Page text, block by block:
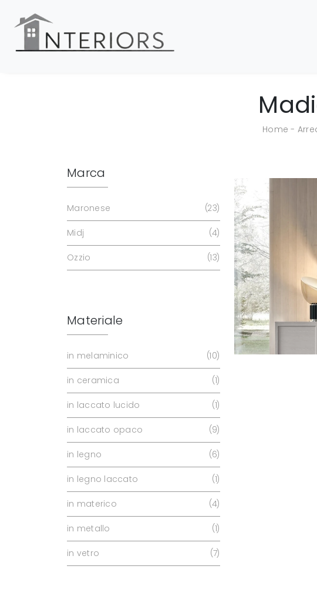
Home -
Marca
Maronese 23
Midj 4
Ozzio 13
Materiale
in melaminico 10
in ceramica 1
in laccato lucido 1
in laccato opaco 9
in legno 6
in legno laccato 1
in materico 4
in metallo 1
in vetro 7